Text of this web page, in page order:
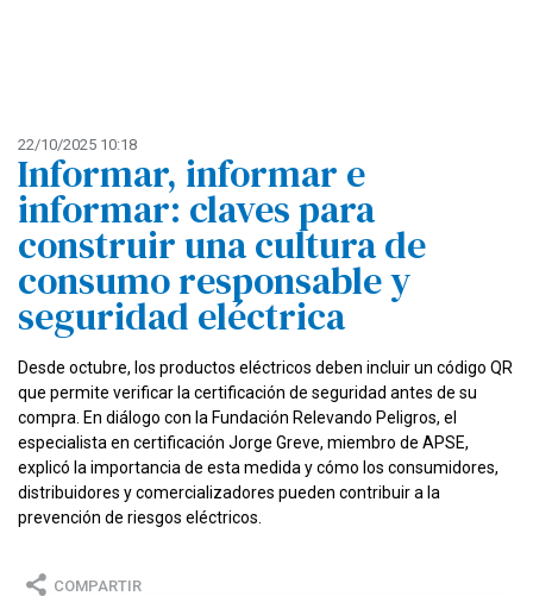
22/10/2025 10:18
Informar, informar e
informar: claves para
construir una cultura de
consumo responsable y
seguridad eléctrica
Desde octubre, los productos eléctricos deben incluir un código QR
que permite verificar la certificación de seguridad antes de su
compra. En diálogo con la Fundación Relevando Peligros, el
especialista en certificación Jorge Greve, miembro de APSE,
explicó la importancia de esta medida y cómo los consumidores,
distribuidores y comercializadores pueden contribuir a la
prevención de riesgos eléctricos.
COMPARTIR